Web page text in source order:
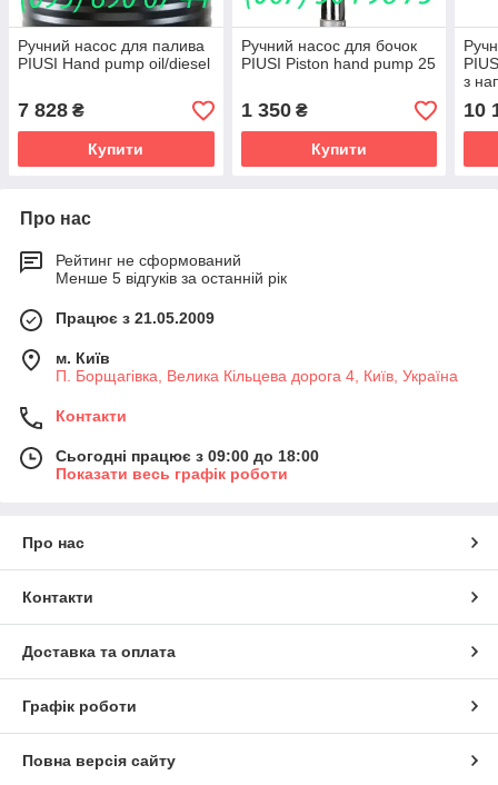
Ручний насос для палива
PIUSI Hand pump oil/diesel
7 828 ₴
Купити
Ручний насос для бочок
PIUSI Piston hand pump 25
1 350₴
Купити
з
10
Про нас
Рейтинг не сформований
Менше 5 відгуків за останній рік
Працює з 21.05.2009
м. Київ
П. Борщагівка, Велика Кільцева дорога 4, Київ, Україна
Контакти
Сьогодні працює з 09:00 до 18:00
Показати весь графік роботи
Про нас
Контакти
Доставка та оплата
Графік роботи
Повна версія сайту